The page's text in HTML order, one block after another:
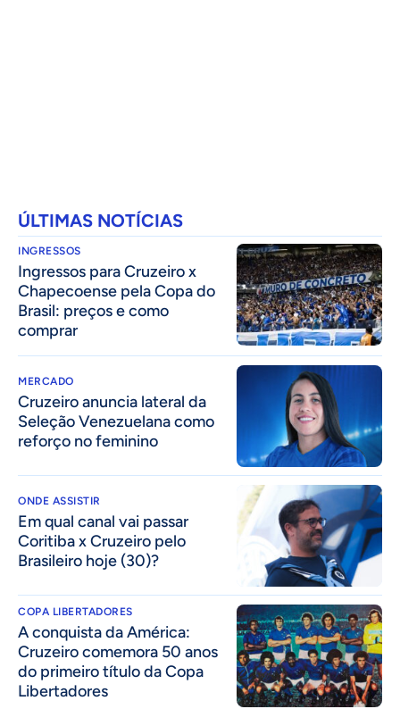
ÚLTIMAS NOTÍCIAS
INGRESSOS
Ingressos para Cruzeiro x
Chapecoense pela Copa do
Brasil: preços e como
comprar
MERCADO
Cruzeiro anuncia lateral da
Seleção Venezuelana como
reforço no feminino
ONDE ASSISTIR
Em qual canal vai passar
Coritiba x Cruzeiro pelo
Brasileiro hoje (30)?
COPA LIBERTADORES
A conquista da América:
Cruzeiro comemora 50 anos
do primeiro título da Copa
Libertadores